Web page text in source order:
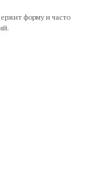
форму и часто